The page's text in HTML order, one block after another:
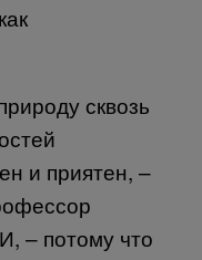
сквозь
и приятен, –
– потому что